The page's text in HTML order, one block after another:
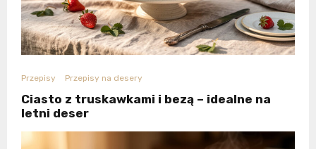
Przepisy Przepisy na desery
Ciasto z truskawkami i bezą – idealne na
letni deser